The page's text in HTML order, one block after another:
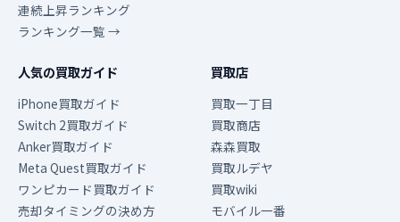
連続上昇ランキング
ランキング一覧 →
人気の買取ガイド
iPhone買取ガイド
Switch 2買取ガイド
Anker買取ガイド
Meta Quest買取ガイド
ワンピカード買取ガイド
売却タイミングの決め方
買取店
買取一丁目
買取商店
森森買取
買取ルデヤ
買取wiki
モバイル一番